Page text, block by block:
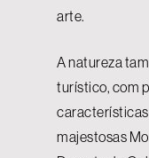
arte.
A natureza
turístico, com
majestosas